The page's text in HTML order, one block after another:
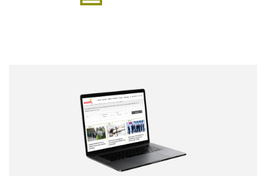
actual
Correo electrónico
Tipo de comentario